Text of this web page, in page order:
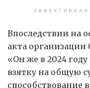
ЭФФЕКТИВНАЯ
Впоследствии на
акта
«Он же в 2024
взятку на общую
способствование